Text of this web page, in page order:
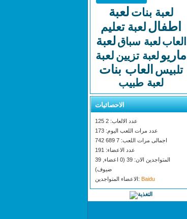
لعبة بنات لعبة
اطفاللعبة تعليم
العابلعبة سباق لعبة
ماريو لعبة تزيين لعبة
تلبيس العاب بنات
لعبة طبيب
الاحصائيات
عدد الالعاب: 2 125
عدد مرات اللعب اليوم: 173
اجمالى مرات اللعب: 7 689 742
عدد الاعضاء: 191
المتواجدين الان: 39 (0 اعضاء, 39
ضيوف)
الاعضاء المتواجدين: Baidu